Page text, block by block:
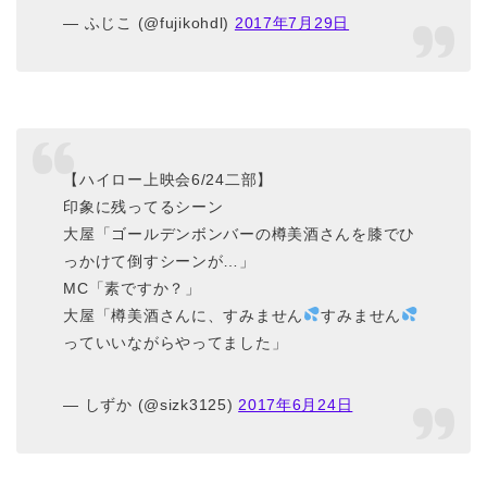
— ふじこ (@fujikohdl) 2017年7月29日
【ハイロー上映会6/24二部】
印象に残ってるシーン
大屋「ゴールデンボンバーの樽美酒さんを膝でひ
っかけて倒すシーンが…」
MC「素ですか？」
大屋「樽美酒さんに、すみません
すみません
っていいながらやってました」
— しずか (@sizk3125) 2017年6月24日